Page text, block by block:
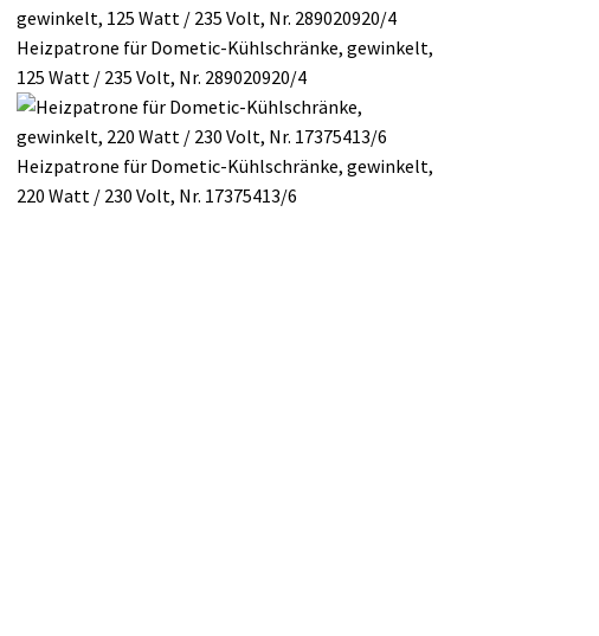
Heizpatrone für Dometic-Kühlschränke, gewinkelt,
125 Watt / 235 Volt, Nr. 289020920/4
Heizpatrone für Dometic-Kühlschränke, gewinkelt,
220 Watt / 230 Volt, Nr. 17375413/6